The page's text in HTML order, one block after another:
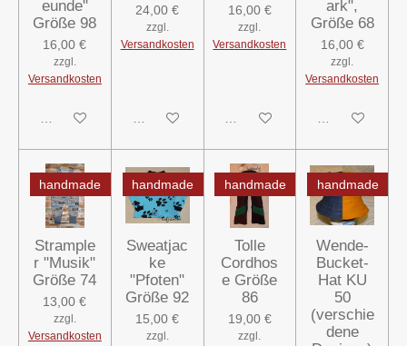
eunde"
Größe 98
16,00 €
zzgl.
Versandkosten
In den Warenkorb
24,00 €
zzgl.
Versandkosten
In den Warenkorb
16,00 €
zzgl.
Versandkosten
In den Warenkorb
ark",
Größe 68
16,00 €
zzgl.
Versandkosten
In den
handmade
Strample
r "Musik"
Größe 74
13,00 €
zzgl.
Versandkosten
handmade
Sweatjac
ke
"Pfoten"
Größe 92
15,00 €
zzgl.
handmade
Tolle
Cordhos
e Größe
86
19,00 €
zzgl.
handmade
Wende-
Bucket-
Hat KU
50
(verschie
dene